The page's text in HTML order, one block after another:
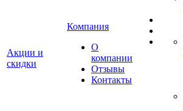
Акции и
скидки
Компания
О
компании
Отзывы
Контакты